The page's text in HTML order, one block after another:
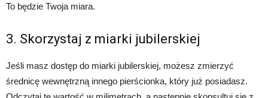
To będzie Twoja miara.
3. Skorzystaj z miarki jubilerskiej
Jeśli masz dostęp do miarki jubilerskiej, możesz zmierzyć
średnicę wewnętrzną innego pierścionka, który już posiadasz.